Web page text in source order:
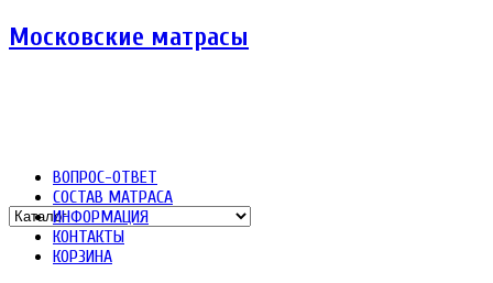
Московские матрасы
ВОПРОС-ОТВЕТ
СОСТАВ МАТРАСА
ИНФОРМАЦИЯ
КОНТАКТЫ
КОРЗИНА